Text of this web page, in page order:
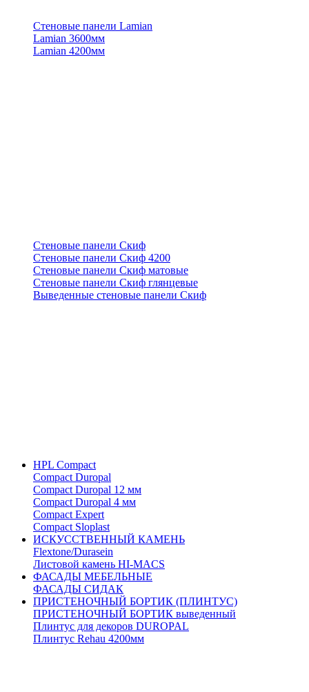
Стеновые панели Lamian
Lamian 3600мм
Lamian 4200мм
Стеновые панели Скиф
Стеновые панели Скиф 4200
Стеновые панели Скиф матовые
Стеновые панели Скиф глянцевые
Выведенные стеновые панели Скиф
HPL Compact
Compact Duropal
Compact Duropal 12 мм
Compact Duropal 4 мм
Compact Expert
Compact Sloplast
ИСКУССТВЕННЫЙ КАМЕНЬ
Flextone/Durasein
Листовой камень HI-MACS
ФАСАДЫ МЕБЕЛЬНЫЕ
ФАСАДЫ СИДАК
ПРИСТЕНОЧНЫЙ БОРТИК (ПЛИНТУС)
ПРИСТЕНОЧНЫЙ БОРТИК выведенный
Плинтус для декоров DUROPAL
Плинтус Rehau 4200мм